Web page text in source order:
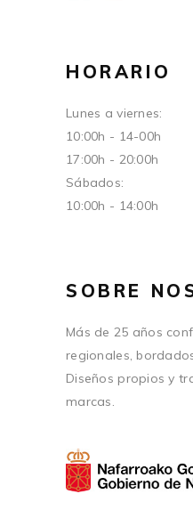
HORARIO
Lunes a viernes:
10:00h - 14-00h
17:00h - 20:00h
Sábados:
10:00h - 14:00h
SOBRE
Más de 25 años
regionales,
Diseños propios y
marcas.